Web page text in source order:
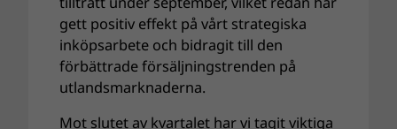
gett positiv effekt på vårt strategiska
inköpsarbete och bidragit till den
förbättrade försäljningstrenden på
utlandsmarknaderna.
Mot slutet av kvartalet har vi tagit viktiga